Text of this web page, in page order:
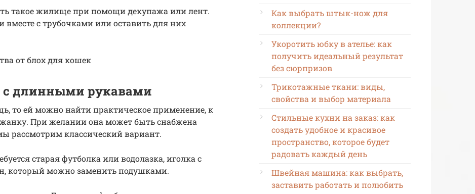
такое жилище при помощи декупажа или лент.
вместе с трубочками или оставить для них
от блох для кошек
с длинными рукавами
то ей можно найти практическое применение, к
При желании она может быть снабжена
рассмотрим классический вариант.
старая футболка или водолазка, иголка с
который можно заменить подушками.
Как выбрать штык-нож для
коллекции?
Укоротить юбку в ателье: как
получить идеальный результат
без сюрпризов
Трикотажные ткани: виды,
свойства и выбор материала
Стильные кухни на заказ: как
создать удобное и красивое
пространство, которое будет
радовать каждый день
Швейная машина: как выбрать,
заставить работать и полюбить